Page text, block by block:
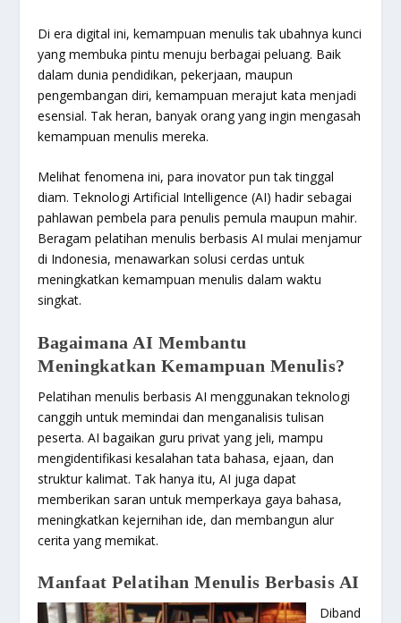
Di era digital ini, kemampuan menulis tak ubahnya kunci
yang membuka pintu menuju berbagai peluang. Baik
dalam dunia pendidikan, pekerjaan, maupun
pengembangan diri, kemampuan merajut kata menjadi
esensial. Tak heran, banyak orang yang ingin mengasah
kemampuan menulis mereka.
Melihat fenomena ini, para inovator pun tak tinggal
diam. Teknologi Artificial Intelligence (AI) hadir sebagai
pahlawan pembela para penulis pemula maupun mahir.
Beragam pelatihan menulis berbasis AI mulai menjamur
di Indonesia, menawarkan solusi cerdas untuk
meningkatkan kemampuan menulis dalam waktu
singkat.
Bagaimana AI Membantu
Meningkatkan Kemampuan Menulis?
Pelatihan menulis berbasis AI menggunakan teknologi
canggih untuk memindai dan menganalisis tulisan
peserta. AI bagaikan guru privat yang jeli, mampu
mengidentifikasi kesalahan tata bahasa, ejaan, dan
struktur kalimat. Tak hanya itu, AI juga dapat
memberikan saran untuk memperkaya gaya bahasa,
meningkatkan kejernihan ide, dan membangun alur
cerita yang memikat.
Manfaat Pelatihan Menulis Berbasis AI
Diband